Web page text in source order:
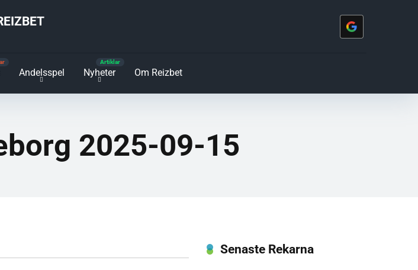
Andelsspel Nyheter Om Reizbet
2025-09-15
Senaste Rekarna